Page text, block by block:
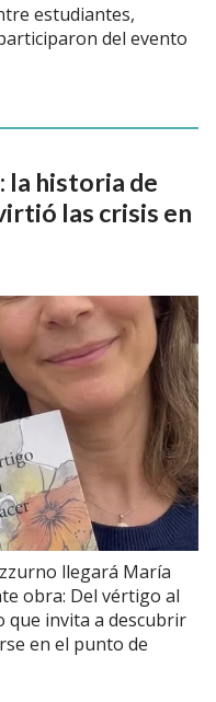
estudiantes,
del evento
la historia de
las crisis en
llegará María
obra: Del vértigo al
invita a descubrir
en el punto de